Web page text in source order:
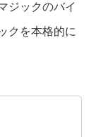
ジックのバイ
クを本格的に